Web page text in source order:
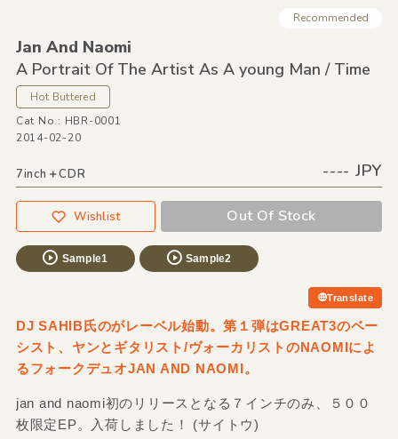
Recommended
Jan And Naomi
A Portrait Of The Artist As A young Man /Time
Hot Buttered
Cat No.: HBR-0001
2014-02-20
7inch＋CDR ---- JPY
Wishlist Out Of Stock
Sample1 Sample2
Translate
DJ SAHIB氏のがレーベル始動。第１弾はGREAT3のベー
シスト、ヤンとギタリスト/ヴォーカリストのNAOMIによ
るフォークデュオJAN AND NAOMI。
jan and naomi初のリリースとなる７インチのみ、５００
枚限定EP。入荷しました！ (サイトウ)